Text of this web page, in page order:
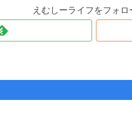
えむしーライフをフォロ